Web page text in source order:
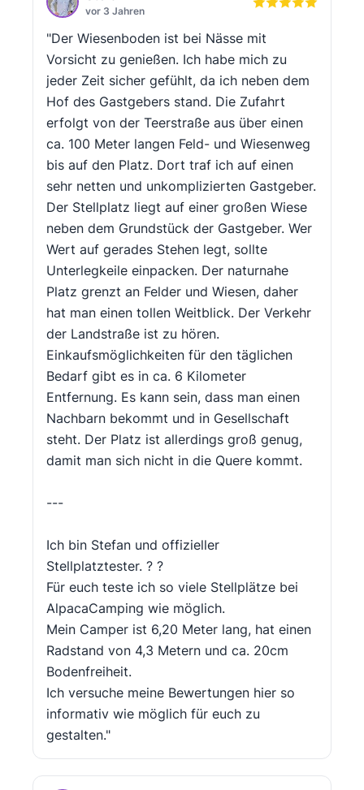
vor 3 Jahren
"Der Wiesenboden ist bei Nässe mit
Vorsicht zu genießen. Ich habe mich zu
jeder Zeit sicher gefühlt, da ich neben dem
Hof des Gastgebers stand. Die Zufahrt
erfolgt von der Teerstraße aus über einen
ca. 100 Meter langen Feld- und Wiesenweg
bis auf den Platz. Dort traf ich auf einen
sehr netten und unkomplizierten Gastgeber.
Der Stellplatz liegt auf einer großen Wiese
neben dem Grundstück der Gastgeber. Wer
Wert auf gerades Stehen legt, sollte
Unterlegkeile einpacken. Der naturnahe
Platz grenzt an Felder und Wiesen, daher
hat man einen tollen Weitblick. Der Verkehr
der Landstraße ist zu hören.
Einkaufsmöglichkeiten für den täglichen
Bedarf gibt es in ca. 6 Kilometer
Entfernung. Es kann sein, dass man einen
Nachbarn bekommt und in Gesellschaft
steht. Der Platz ist allerdings groß genug,
damit man sich nicht in die Quere kommt.
---
Ich bin Stefan und offizieller
Stellplatztester. ? ?
Für euch teste ich so viele Stellplätze bei
AlpacaCamping wie möglich.
Mein Camper ist 6,20 Meter lang, hat einen
Radstand von 4,3 Metern und ca. 20cm
Bodenfreiheit.
Ich versuche meine Bewertungen hier so
informativ wie möglich für euch zu
gestalten."